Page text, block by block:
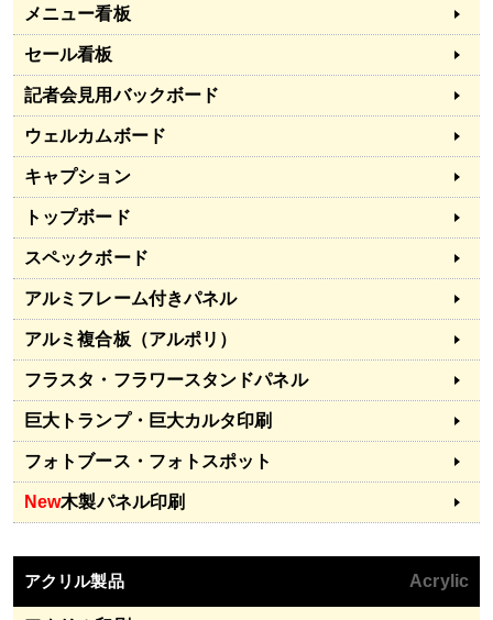
メニュー看板
セール看板
記者会見用バックボード
ウェルカムボード
キャプション
トップボード
スペックボード
アルミフレーム付きパネル
アルミ複合板（アルポリ）
フラスタ・フラワースタンドパネル
巨大トランプ・巨大カルタ印刷
フォトブース・フォトスポット
New木製パネル印刷
アクリル製品 Acrylic